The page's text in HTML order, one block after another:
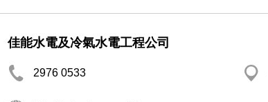
佳能水電及冷氣水電工程公司
​2976 0533​​